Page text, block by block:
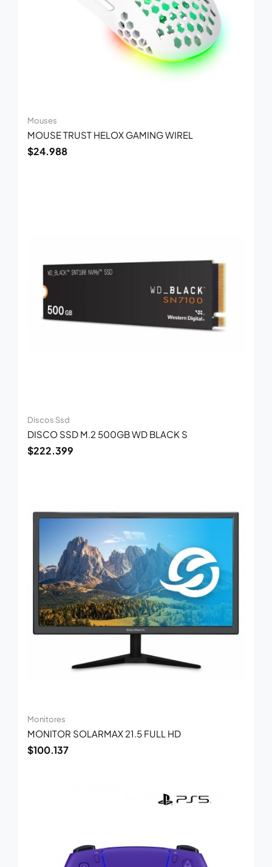
Mouses
MOUSE TRUST HELOX GAMING WIREL
$24.988
Discos Ssd
DISCO SSD M.2 500GB WD BLACK S
$222.399
Monitores
MONITOR SOLARMAX 21.5 FULL HD
$100.137